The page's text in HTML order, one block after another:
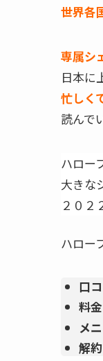
世界各
専属シ
日本に
忙しく
読んで
ハロー
大きな
２０２
ハロー
口
料金
メ
解